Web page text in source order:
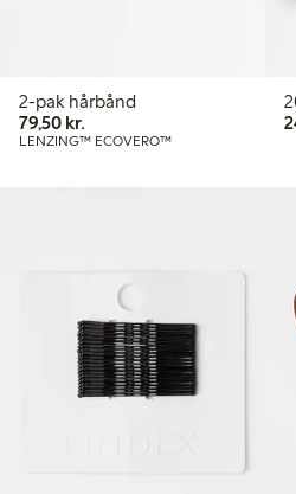
2-pak hårbånd
79,50 kr.
LENZING™ ECOVERO™